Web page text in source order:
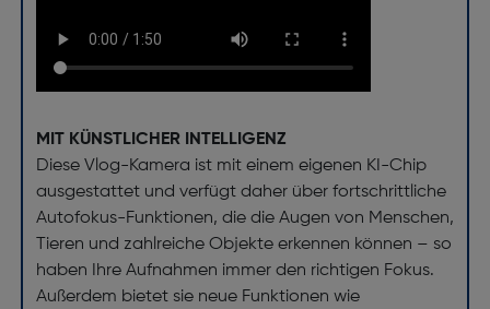
MIT KÜNSTLICHER INTELLIGENZ
Diese Vlog-Kamera ist mit einem eigenen KI-Chip
ausgestattet und verfügt daher über fortschrittliche
Autofokus-Funktionen, die die Augen von Menschen,
Tieren und zahlreiche Objekte erkennen können – so
haben Ihre Aufnahmen immer den richtigen Fokus.
Außerdem bietet sie neue Funktionen wie